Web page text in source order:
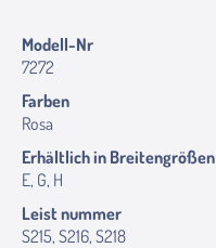
Modell-Nr
7272
Farben
Rosa
Erhältlich in Breitengrößen
E, G, H
Leist nummer
S215, S216, S218